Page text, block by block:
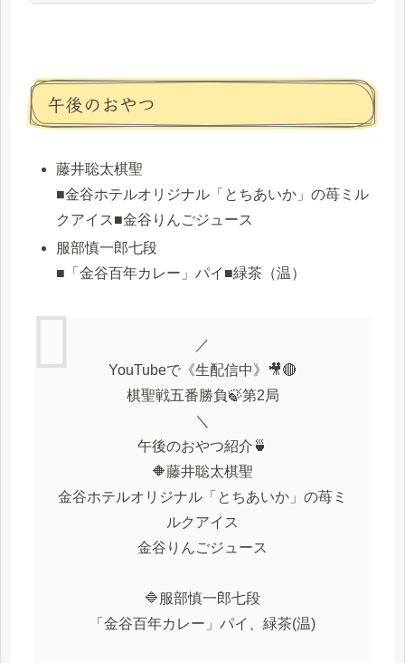
午後のおやつ
藤井聡太棋聖
■金谷ホテルオリジナル「とちあいか」の苺ミル
クアイス■金谷りんごジュース
服部慎一郎七段
■「金谷百年カレー」パイ■緑茶（温）
／
YouTubeで《生配信中》🎥🔴
棋聖戦五番勝負🍃第2局
＼
午後のおやつ紹介🍵
🔶藤井聡太棋聖
金谷ホテルオリジナル「とちあいか」の苺ミ
ルクアイス
金谷りんごジュース
🔷服部慎一郎七段
「金谷百年カレー」パイ、緑茶(温)